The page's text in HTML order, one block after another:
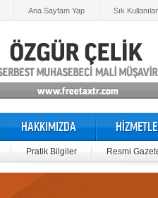
Ana Sayfam Yap Sık
HAKKIMIZDA
Pratik Bilgiler Resmi